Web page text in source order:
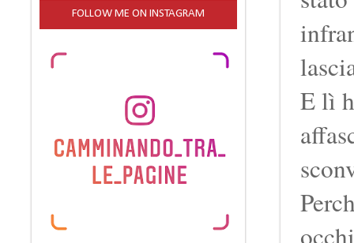
E lì
FOLLOW ME ON INSTAGRAM